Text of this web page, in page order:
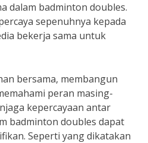
dalam badminton doubles.
sepenuhnya kepada
bekerja sama untuk
bersama, membangun
peran masing-
kepercayaan antar
badminton doubles dapat
Seperti yang dikatakan